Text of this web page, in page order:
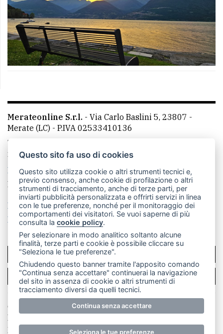
Merateonline S.r.l. - Via Carlo Baslini 5, 23807 -
Merate (LC) - P.IVA 02533410136
Telefono:
mail: redazione@leccoonline.com
La redazione
MerateOnline CasateOnline
RSS
Made by VIP
Privacy policy
Cookie policy
Rivedi le tue scelte sui cookie
SCRIVICI
PER LA TUA PUBBLICITÀ
© Copyright Merateonline S.r.l. - Tutti i diritti riservati.
E' proibita la riproduzione e pubblicazione anche
parziale di testi, articoli e immagini senza la
Questo sito fa uso di cookies
Questo sito utilizza cookie o altri strumenti tecnici e,
previo consenso, anche cookie di profilazione o altri
strumenti di tracciamento, anche di terze parti, per
inviarti pubblicità personalizzata e offrirti servizi in linea
con le tue preferenze, nonché per il monitoraggio dei
comportamenti dei visitatori. Se vuoi saperne di più
consulta lacookie policy.
Per selezionare in modo analitico soltanto alcune
finalità, terze parti e cookie è possibile cliccare su
"Seleziona le tue preferenze".
Chiudendo questo banner tramite l'apposito comando
"Continua senza accettare" continuerai la navigazione
del sito in assenza di cookie o altri strumenti di
tracciamento diversi da quelli tecnici.
Continua senza accettare
Seleziona le tue preferenze